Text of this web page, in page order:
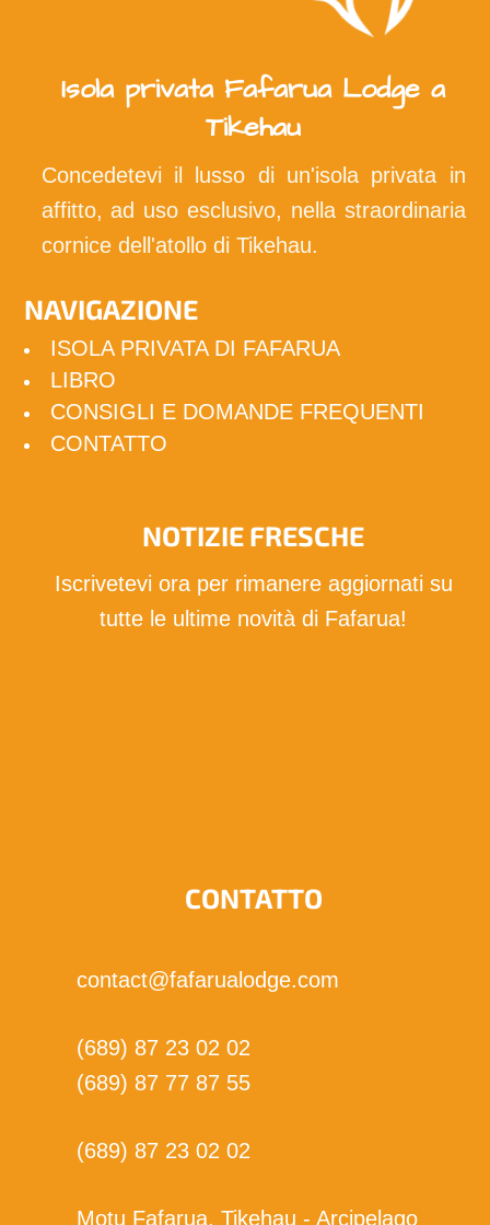
Isola privata Fafarua Lodge a
Tikehau
Concedetevi il lusso di un'isola privata in
affitto, ad uso esclusivo, nella straordinaria
cornice dell'atollo di Tikehau.
NAVIGAZIONE
ISOLA PRIVATA DI FAFARUA
LIBRO
CONSIGLI E DOMANDE FREQUENTI
CONTATTO
NOTIZIE FRESCHE
Iscrivetevi ora per rimanere aggiornati su
tutte le ultime novità di Fafarua!
CONTATTO
contact@fafarualodge.com
(689) 87 23 02 02
(689) 87 77 87 55
(689) 87 23 02 02
Motu Fafarua, Tikehau - Arcipelago